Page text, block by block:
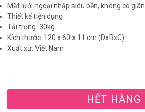
Mặt lưới ngoại nhập siêu bền, không co giãn
Thiết kế tiện dụng
Tải trọng: 30kg
Kích thước: 120 x 60 x 11 cm (DxRxC)
Xuất xứ: Việt Nam
HẾT HÀNG